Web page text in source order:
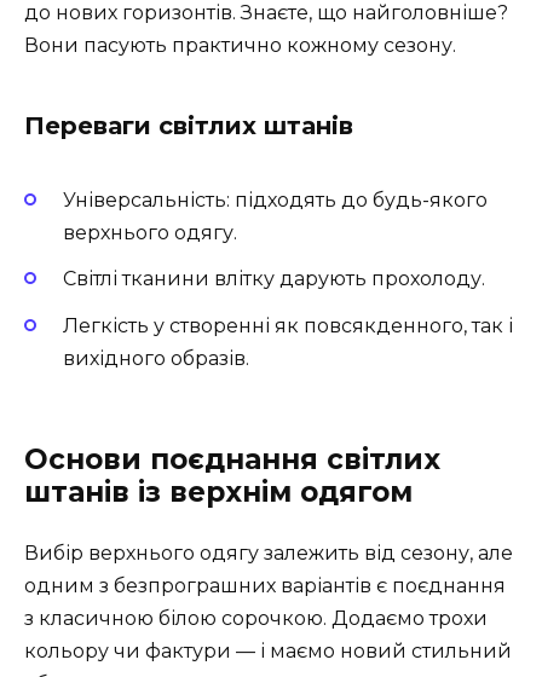
до нових горизонтів. Знаєте, що найголовніше?
Вони пасують практично кожному сезону.
Переваги світлих штанів
Універсальність: підходять до будь-якого
верхнього одягу.
Світлі тканини влітку дарують прохолоду.
Легкість у створенні як повсякденного, так і
вихідного образів.
Основи поєднання світлих
штанів із верхнім одягом
Вибір верхнього одягу залежить від сезону, але
одним з безпрограшних варіантів є поєднання
з класичною білою сорочкою. Додаємо трохи
кольору чи фактури — і маємо новий стильний